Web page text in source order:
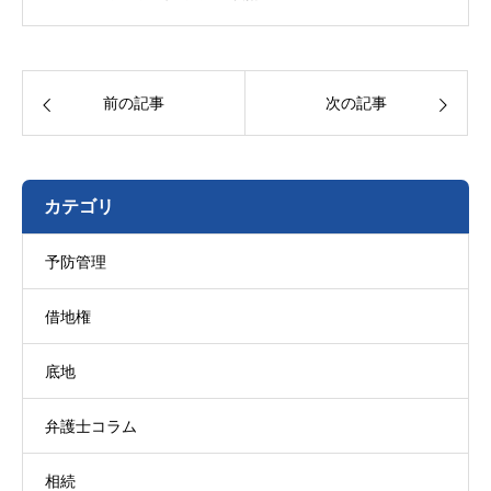
前の記事 次の記事
カテゴリ
予防管理
借地権
底地
弁護士コラム
相続